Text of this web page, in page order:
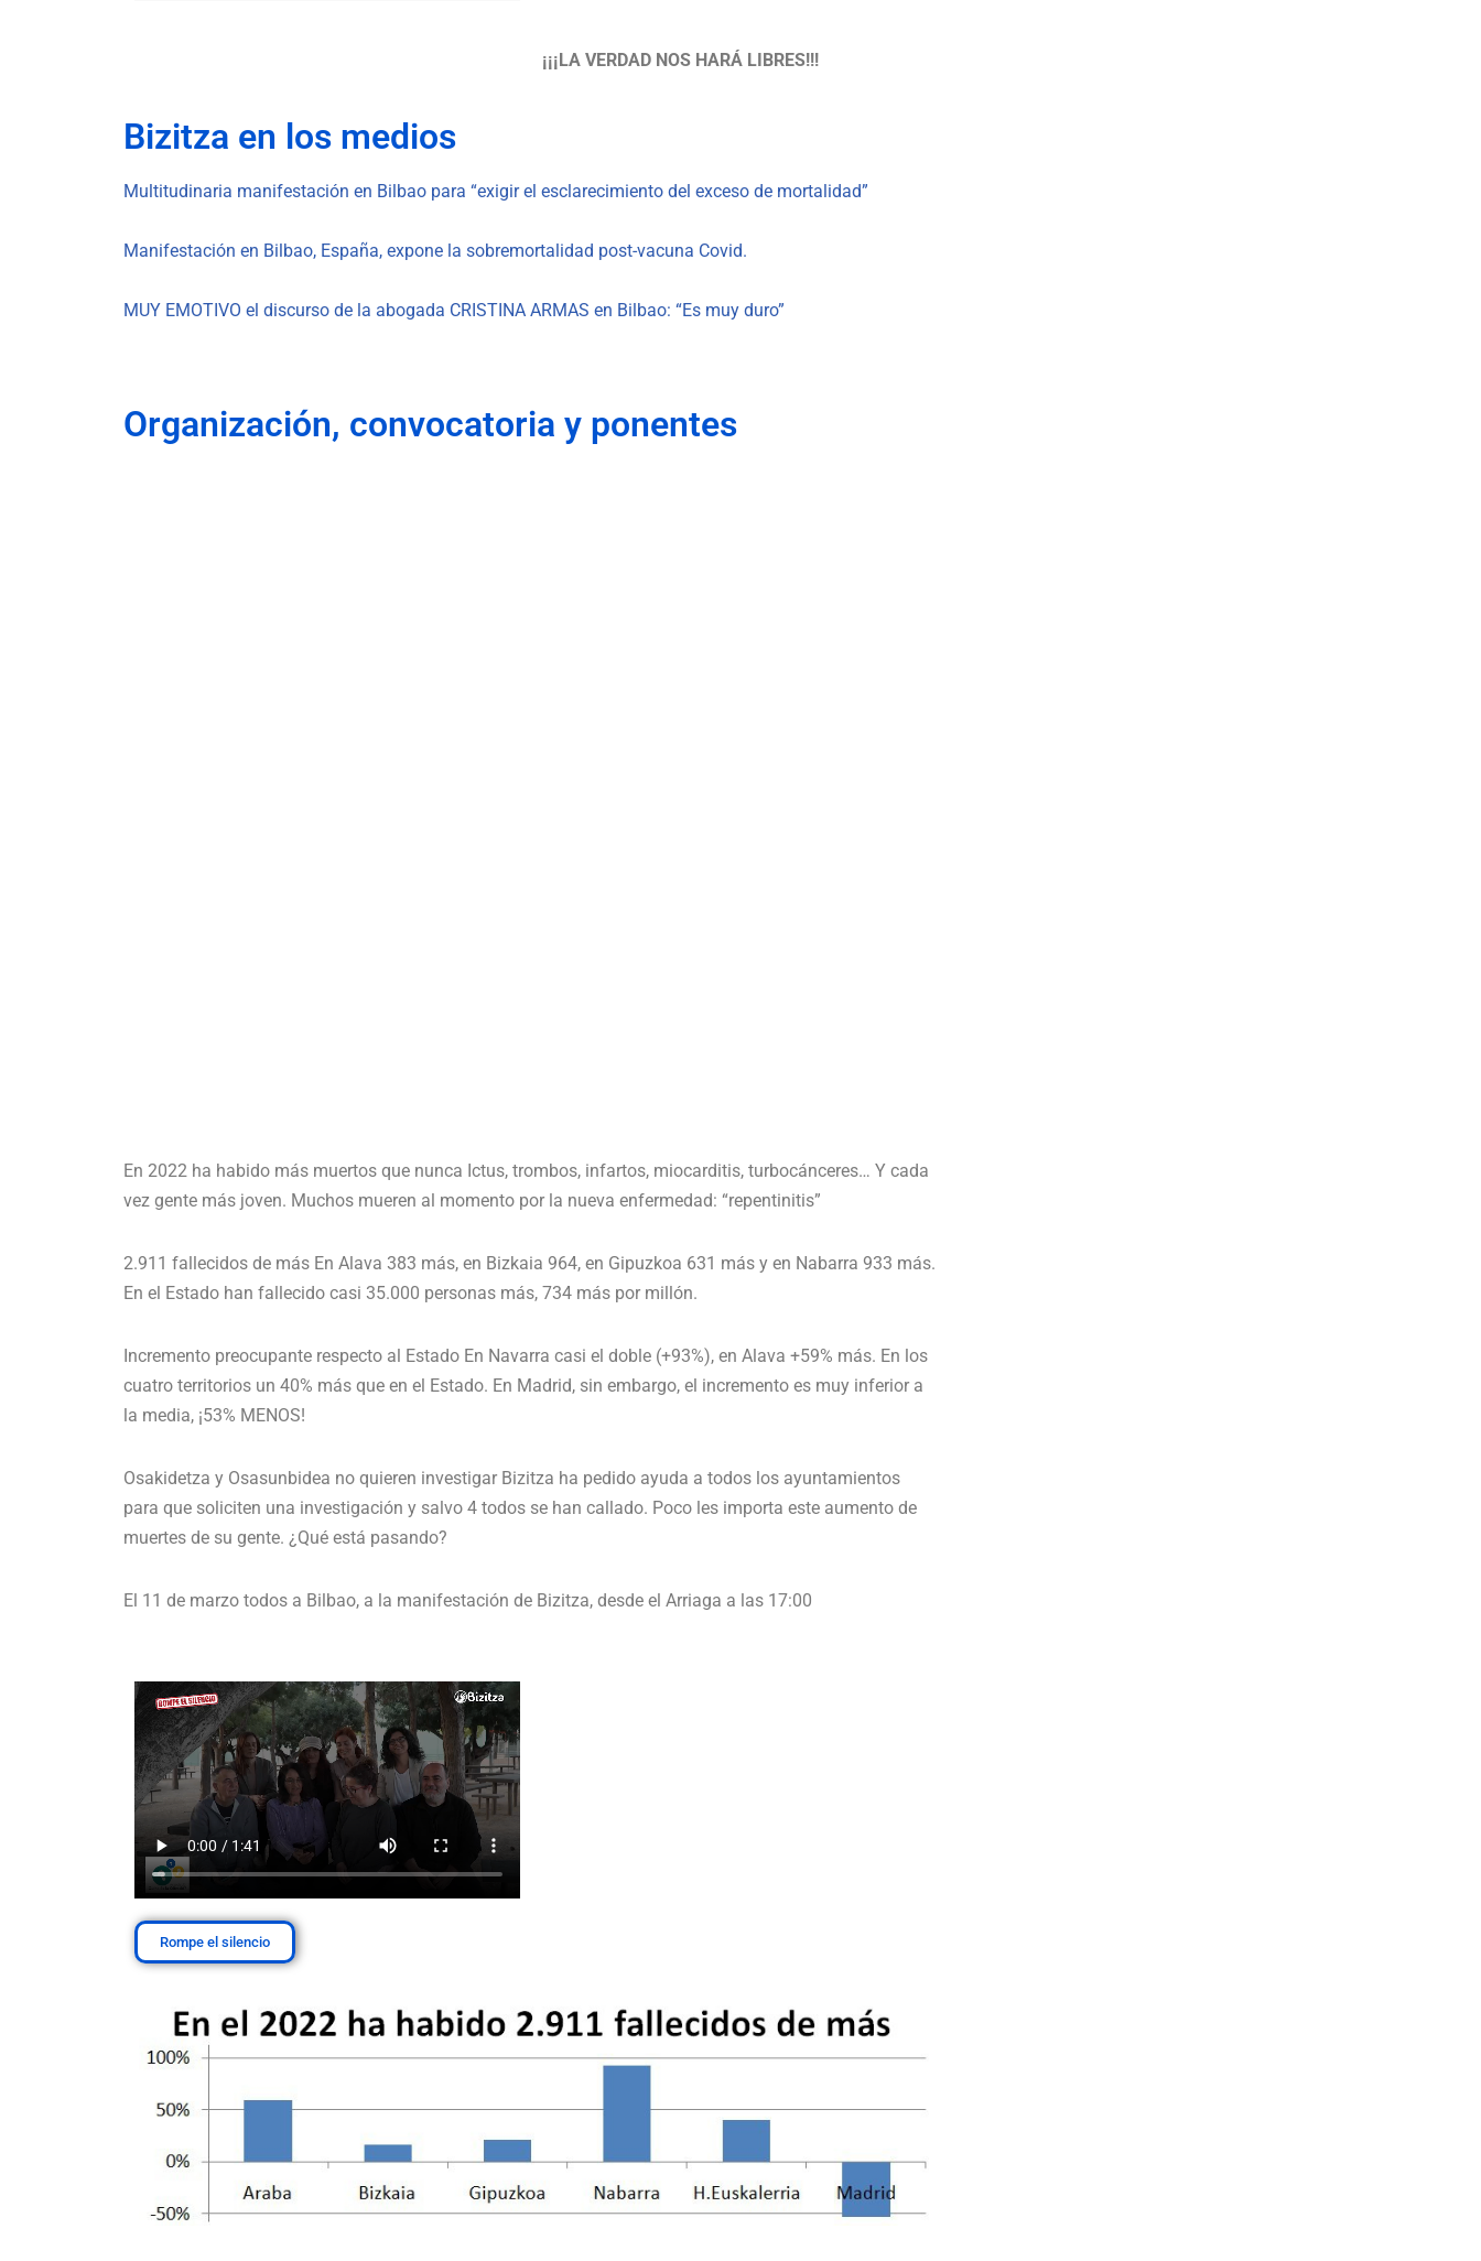
¡¡¡LA VERDAD NOS HARÁ LIBRES!!!
Bizitza en los medios
Multitudinaria manifestación en Bilbao para “exigir el esclarecimiento del exceso de mortalidad”
Manifestación en Bilbao, España, expone la sobremortalidad post-vacuna Covid.
MUY EMOTIVO el discurso de la abogada CRISTINA ARMAS en Bilbao: “Es muy duro”
Organización, convocatoria y ponentes
En 2022 ha habido más muertos que nunca Ictus, trombos, infartos, miocarditis, turbocánceres… Y cada
vez gente más joven. Muchos mueren al momento por la nueva enfermedad: “repentinitis”
2.911 fallecidos de más En Alava 383 más, en Bizkaia 964, en Gipuzkoa 631 más y en Nabarra 933 más.
En el Estado han fallecido casi 35.000 personas más, 734 más por millón.
Incremento preocupante respecto al Estado En Navarra casi el doble (+93%), en Alava +59% más. En los
cuatro territorios un 40% más que en el Estado. En Madrid, sin embargo, el incremento es muy inferior a
la media, ¡53% MENOS!
Osakidetza y Osasunbidea no quieren investigar Bizitza ha pedido ayuda a todos los ayuntamientos
para que soliciten una investigación y salvo 4 todos se han callado. Poco les importa este aumento de
muertes de su gente. ¿Qué está pasando?
El 11 de marzo todos a Bilbao, a la manifestación de Bizitza, desde el Arriaga a las 17:00
Rompe el silencio